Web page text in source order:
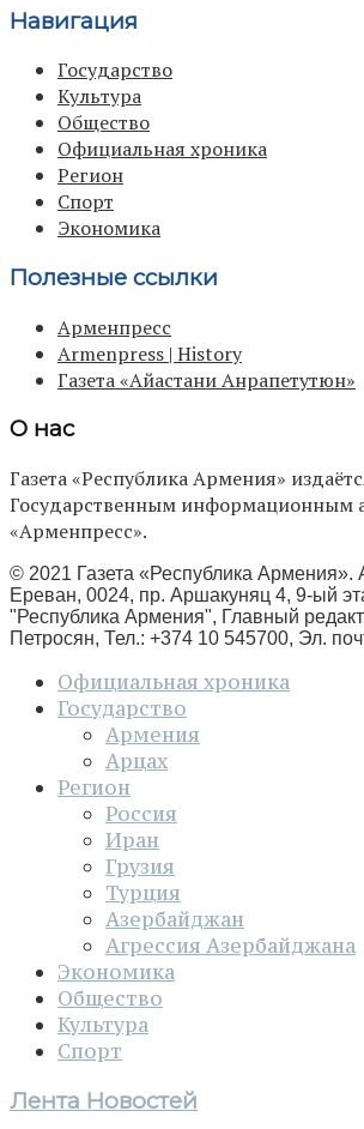
Навигация
Государство
Культура
Общество
Официальная хроника
Регион
Спорт
Экономика
Полезные ссылки
Арменпресс
Armenpress | History
Газета «Айастани Анрапетутюн»
О нас
Газета «Республика Армения»
Государственным информационным
«Арменпресс».
© 2021 Газета «Республика Армения».
Ереван, 0024, пр. Аршакуняц 4, 9-ый
"Республика Армения", Главный
Петросян, Тел.: +374 10 545700, Эл.
Официальная хроника
Государство
Армения
Арцах
Регион
Россия
Иран
Грузия
Турция
Азербайджан
Агрессия Азербайджана
Экономика
Общество
Культура
Спорт
Лента Новостей